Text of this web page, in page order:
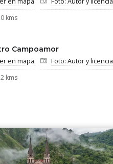
kms
Campoamor
en mapa
Foto: Autor y licencia
kms